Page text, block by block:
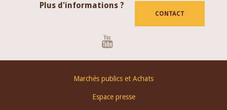
Plus d'informations ?
CONTACT
Marchés publics et Achats
Espace presse